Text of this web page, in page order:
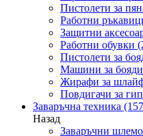
Пистолети за
Работни
Защитни
Работни обувки
Пистолети за
Машини за
Жирафи за
Повдигачи за
Заваръчна техника
Назад
Заваръчни